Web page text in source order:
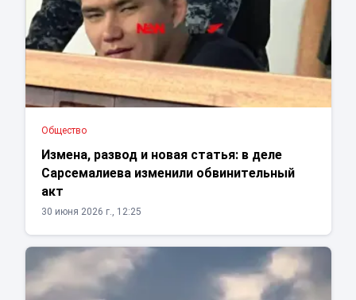
Общество
Измена, развод и новая статья: в деле
Сарсемалиева изменили обвинительный
акт
30 июня 2026 г., 12:25